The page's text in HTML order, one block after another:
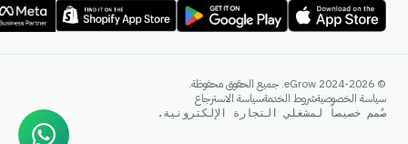
© 2024-2026 eGrow. جميع الحقوق محفوظة.
سياسة الخصوصيةشروط الخدمةسياسة الاسترجاع
صُمم خصيصاً لمشغلي التجارة الإلكترونية.
إجابات فورية على واتساب